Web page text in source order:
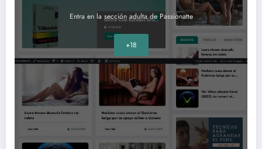
Entra en la sección adulta de Passionatte
+18